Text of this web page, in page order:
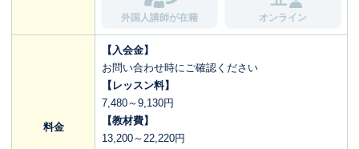
外国人講師が在籍 オンライン
料金
【入会金】
お問い合わせ時にご確認ください
【レッスン料】
7,480～9,130円
【教材費】
13,200～22,220円